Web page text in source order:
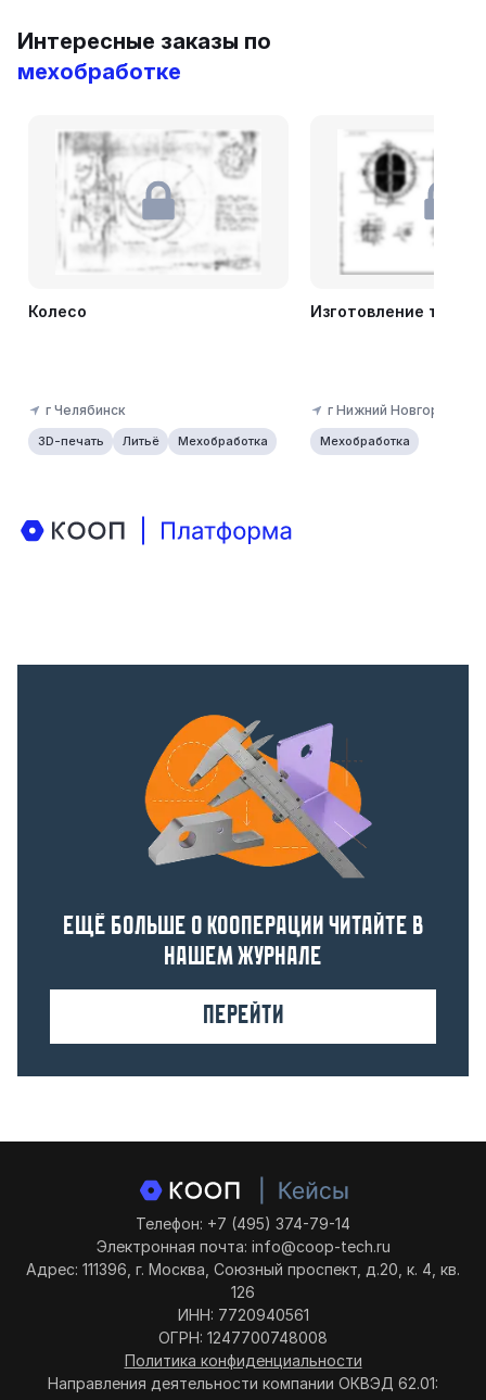
Интересные заказы по
мехобработке
Колесо
г Челябинск
3D-печать Литьё Мехобработка
Изготовление
г Нижний Новгород
Мехобработка
Ещё больше о кооперации читайте в
нашем журнале
Перейти
Телефон: +7 (495) 374-79-14
Электронная почта: info@coop-tech.ru
Адрес: 111396, г. Москва, Союзный проспект, д.20, к. 4, кв.
126
ИНН: 7720940561
ОГРН: 1247700748008
Политика конфиденциальности
Направления деятельности компании ОКВЭД 62.01: